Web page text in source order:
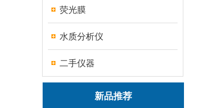
荧光膜
水质分析仪
二手仪器
新品推荐